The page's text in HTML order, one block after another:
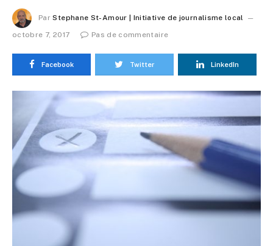
Par Stephane St-Amour | Initiative de journalisme local
octobre 7, 2017
Pas de commentaire
Facebook Twitter LinkedIn